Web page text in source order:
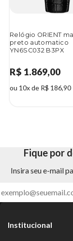
Relógio ORIENT
preto automatico
YN6SC032 B3PX
R$ 1.869,00
ou 10x de R$ 186,90
Fique por
Insira seu e-mail
Institucional